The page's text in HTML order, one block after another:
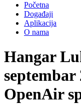
Početna
Događaji
Aplikacija
O nama
Hangar
OpenAir